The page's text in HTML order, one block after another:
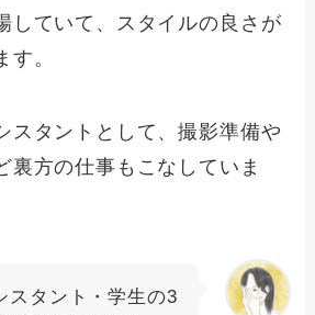
していて、スタイルの良さが
。
スタントとして、撮影準備や
裏方の仕事もこなしていま
スタント・学生の3